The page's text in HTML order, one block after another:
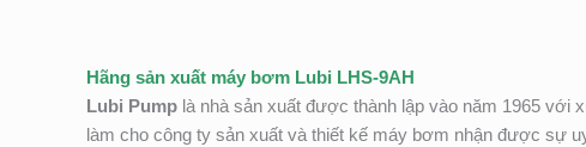
Hãng sản xuất máy bơm Lubi LHS-9AH
Lubi Pump là nhà sản xuất được thành lập vào năm 1965 với
làm cho công ty sản xuất và thiết kế máy bơm nhận được sự